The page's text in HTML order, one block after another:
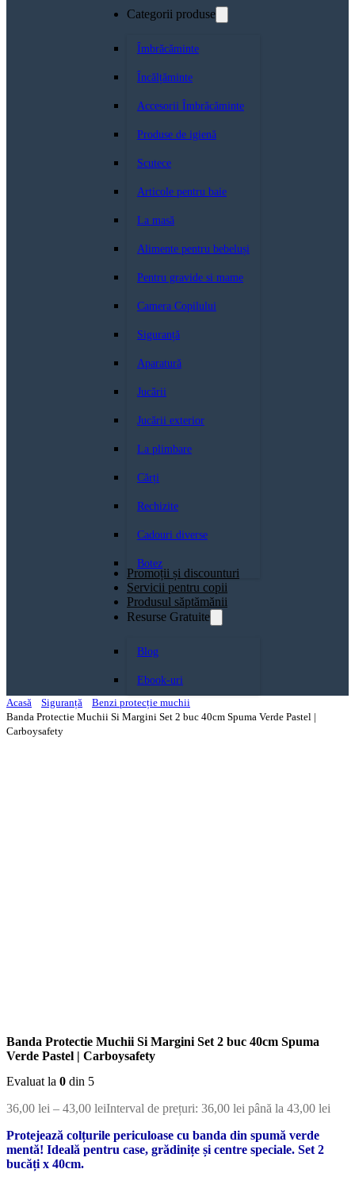
Categorii produse
Îmbrăcăminte
Încălțăminte
Accesorii Îmbrăcăminte
Produse de igienă
Scutece
Articole pentru baie
La masă
Alimente pentru bebeluși
Pentru gravide si mame
Camera Copilului
Siguranță
Aparatură
Jucării
Jucării exterior
La plimbare
Cărți
Rechizite
Cadouri diverse
Botez
Promoții și discounturi
Servicii pentru copii
Produsul săptămănii
Resurse Gratuite
Blog
Ebook-uri
Acasă
Siguranță
Benzi protecție muchii
Banda Protectie Muchii Si Margini Set 2 buc 40cm Spuma Verde Pastel |
Carboysafety
Banda Protectie Muchii Si Margini Set 2 buc 40cm Spuma
Verde Pastel | Carboysafety
Evaluat la 0 din 5
36,00 lei – 43,00 leiInterval de prețuri: 36,00 lei până la 43,00 lei
Protejează colțurile periculoase cu banda din spumă verde
mentă! Ideală pentru case, grădinițe și centre speciale. Set 2
bucăți x 40cm.